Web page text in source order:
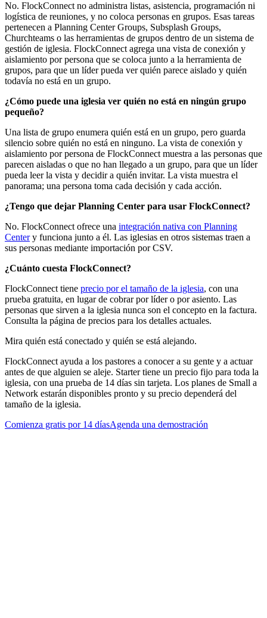
No. FlockConnect no administra listas, asistencia, programación ni
logística de reuniones, y no coloca personas en grupos. Esas tareas
pertenecen a Planning Center Groups, Subsplash Groups,
Churchteams o las herramientas de grupos dentro de un sistema de
gestión de iglesia. FlockConnect agrega una vista de conexión y
aislamiento por persona que se coloca junto a la herramienta de
grupos, para que un líder pueda ver quién parece aislado y quién
todavía no está en un grupo.
¿Cómo puede una iglesia ver quién no está en ningún grupo
pequeño?
Una lista de grupo enumera quién está en un grupo, pero guarda
silencio sobre quién no está en ninguno. La vista de conexión y
aislamiento por persona de FlockConnect muestra a las personas que
parecen aisladas o que no han llegado a un grupo, para que un líder
pueda leer la vista y decidir a quién invitar. La vista muestra el
panorama; una persona toma cada decisión y cada acción.
¿Tengo que dejar Planning Center para usar FlockConnect?
No. FlockConnect ofrece una integración nativa con Planning
Centery funciona junto a él. Las iglesias en otros sistemas traen a
sus personas mediante importación por CSV.
¿Cuánto cuesta FlockConnect?
FlockConnect tiene precio por el tamaño de la iglesia, con una
prueba gratuita, en lugar de cobrar por líder o por asiento. Las
personas que sirven a la iglesia nunca son el concepto en la factura.
Consulta la página de precios para los detalles actuales.
Mira quién está conectado y quién se está alejando.
FlockConnect ayuda a los pastores a conocer a su gente y a actuar
antes de que alguien se aleje. Starter tiene un precio fijo para toda la
iglesia, con una prueba de 14 días sin tarjeta. Los planes de Small a
Network estarán disponibles pronto y su precio dependerá del
tamaño de la iglesia.
Comienza gratis por 14 díasAgenda una demostración